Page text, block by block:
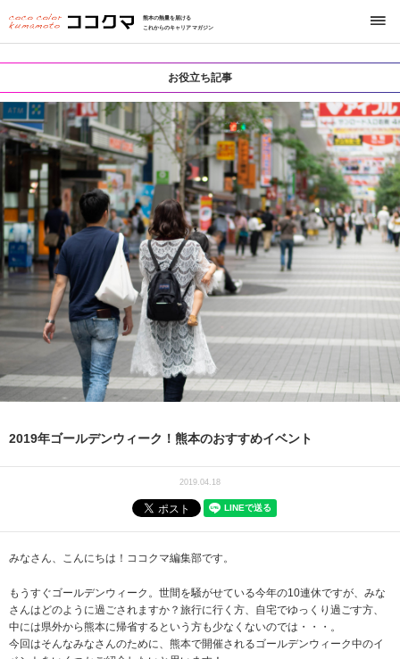
熊本の熱量を届ける
これからのキャリアマガジン
お役立ち記事
2019年ゴールデンウィーク！熊本のおすすめイベント
2019.04.18
みなさん、こんにちは！ココクマ編集部です。
もうすぐゴールデンウィーク。世間を騒がせている今年の10連休ですが、みな
さんはどのように過ごされますか？旅行に行く方、自宅でゆっくり過ごす方、
中には県外から熊本に帰省するという方も少なくないのでは・・・。
今回はそんなみなさんのために、熊本で開催されるゴールデンウィーク中のイ